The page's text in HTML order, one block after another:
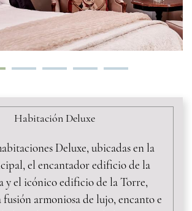
Habitación Deluxe
Deluxe, ubicadas en la
el encantador edificio de la
y el icónico edificio de la Torre,
fusión armoniosa de lujo, encanto e